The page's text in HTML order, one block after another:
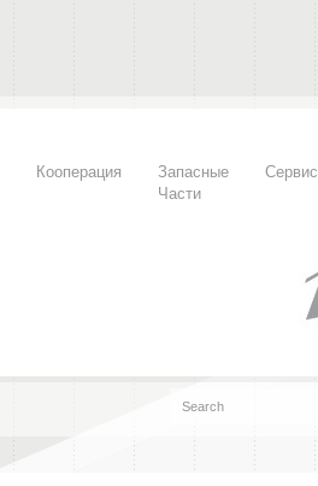
Кооперация
Запасные
Части
Сервис